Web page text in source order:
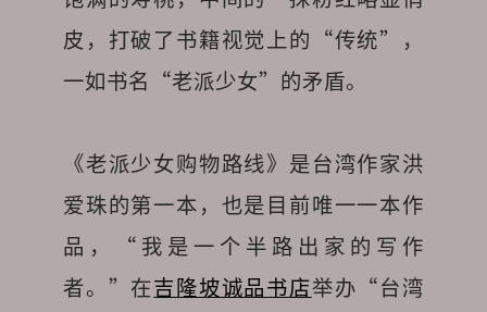
皮，打破了书籍视觉上的“传统”，
一如书名“老派少女”的矛盾。
《老派少女购物路线》是台湾作家洪
爱珠的第一本，也是目前唯一一本作
品，“我是一个半路出家的写作
者。”在吉隆坡诚品书店举办“台湾